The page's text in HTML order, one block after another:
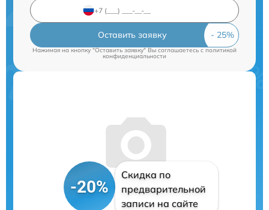
Оставить заявку
Нажимая на кнопку "Оставить заявку" Вы соглашаетесь cполитикой
конфиденциальности
-20%
Скидка по
предварительной
записи на сайте